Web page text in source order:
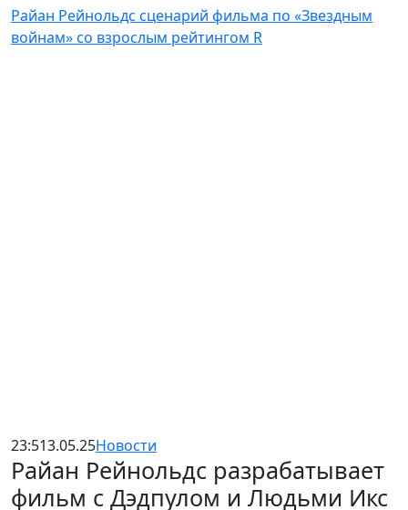
Райан Рейнольдс сценарий фильма по «Звездным
войнам» со взрослым рейтингом R
23:513.05.25Новости
Райан Рейнольдс разрабатывает
фильм с Дэдпулом и Людьми Икс